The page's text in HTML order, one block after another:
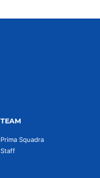
TEAM
Prima Squadra
Staff